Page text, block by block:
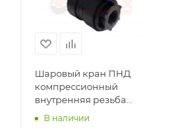
Шаровый кран ПНД
компрессионный
внутренняя резьба
1/2"х1/2" ДУ 16 мм Valfex
В наличии